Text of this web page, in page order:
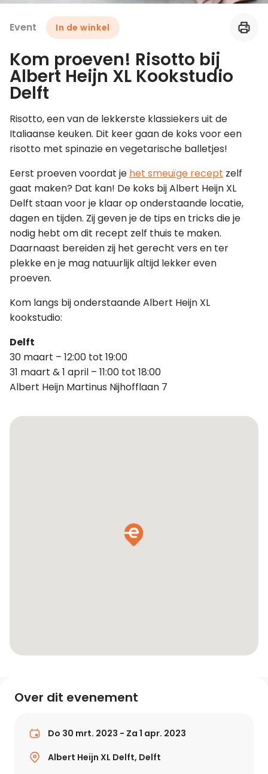
Leer koken als een chef
Kooktips & blogs
Event In de winkel
Kom proeven! Risotto bij
Albert Heijn XL Kookstudio
Delft
Risotto, een van de lekkerste klassiekers uit de
Italiaanse keuken. Dit keer gaan de koks voor een
risotto met spinazie en vegetarische balletjes!
Eerst proeven voordat je het smeuïge recept zelf
gaat maken? Dat kan! De koks bij Albert Heijn XL
Delft staan voor je klaar op onderstaande locatie,
dagen en tijden. Zij geven je de tips en tricks die je
nodig hebt om dit recept zelf thuis te maken.
Daarnaast bereiden zij het gerecht vers en ter
plekke en je mag natuurlijk altijd lekker even
proeven.
Kom langs bij onderstaande Albert Heijn XL
kookstudio:
Delft
30 maart – 12:00 tot 19:00
31 maart & 1 april – 11:00 tot 18:00
Albert Heijn Martinus Nijhofflaan 7
Over dit evenement
Do 30 mrt. 2023 - Za 1 apr. 2023
Albert Heijn XL Delft, Delft